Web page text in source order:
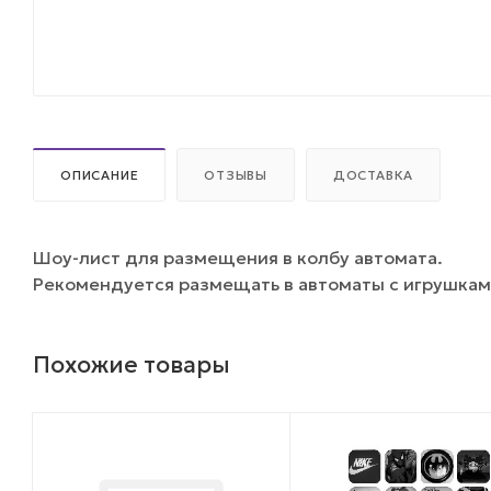
ОПИСАНИЕ ОТЗЫВЫ ДОСТАВКА
Шоу-лист для размещения в колбу автомата.
Рекомендуется размещать в автоматы с
Похожие товары